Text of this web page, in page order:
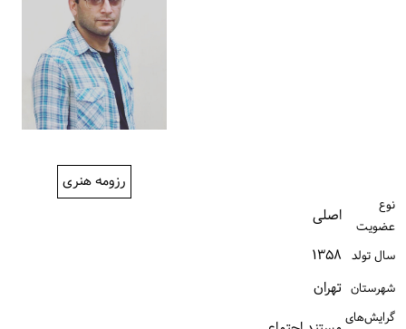
رزومه هنری
نوع
عضویت
اصلی
سال تولد ۱۳۵۸
شهرستان تهران
گرایش‌های